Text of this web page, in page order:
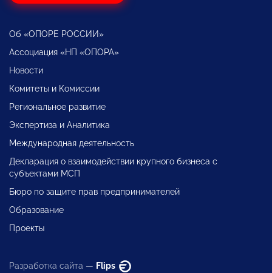
Об «ОПОРЕ РОССИИ»
Ассоциация «НП «ОПОРА»
Новости
Комитеты и Комиссии
Региональное развитие
Экспертиза и Аналитика
Международная деятельность
Декларация о взаимодействии крупного бизнеса с
субъектами МСП
Бюро по защите прав предпринимателей
Образование
Проекты
Разработка сайта — Flips